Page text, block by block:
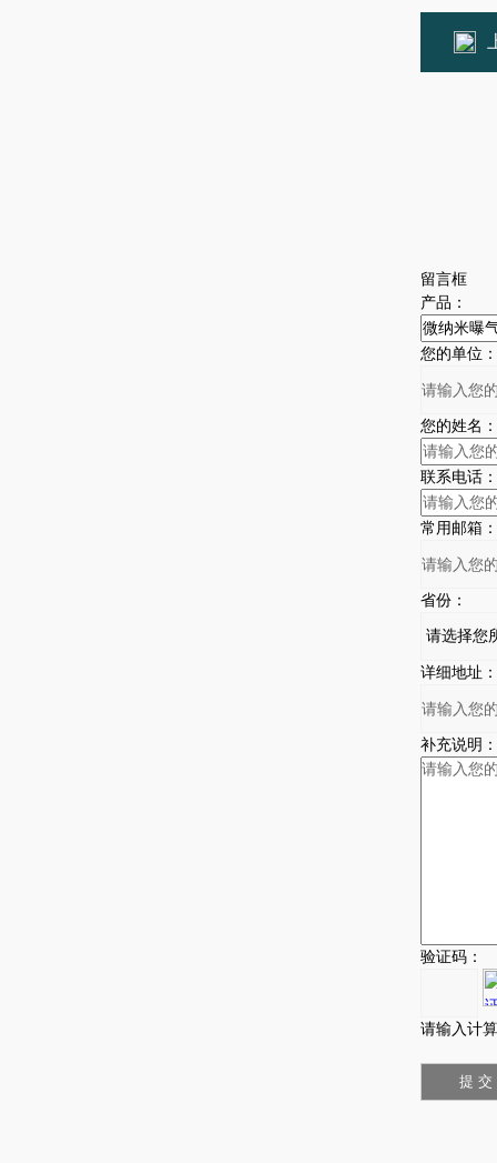
留言框
产品：
您的单位：
您的姓名：
联系电话：
常用邮箱：
省份：
详细地址：
补充说明：
验证码：
请输入计